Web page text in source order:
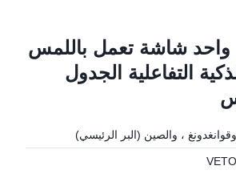
واحد شاشة تعمل باللمس
التفاعلية الجدول
وقوانغدونغ ، والصين (البر الرئيسي)
VETO